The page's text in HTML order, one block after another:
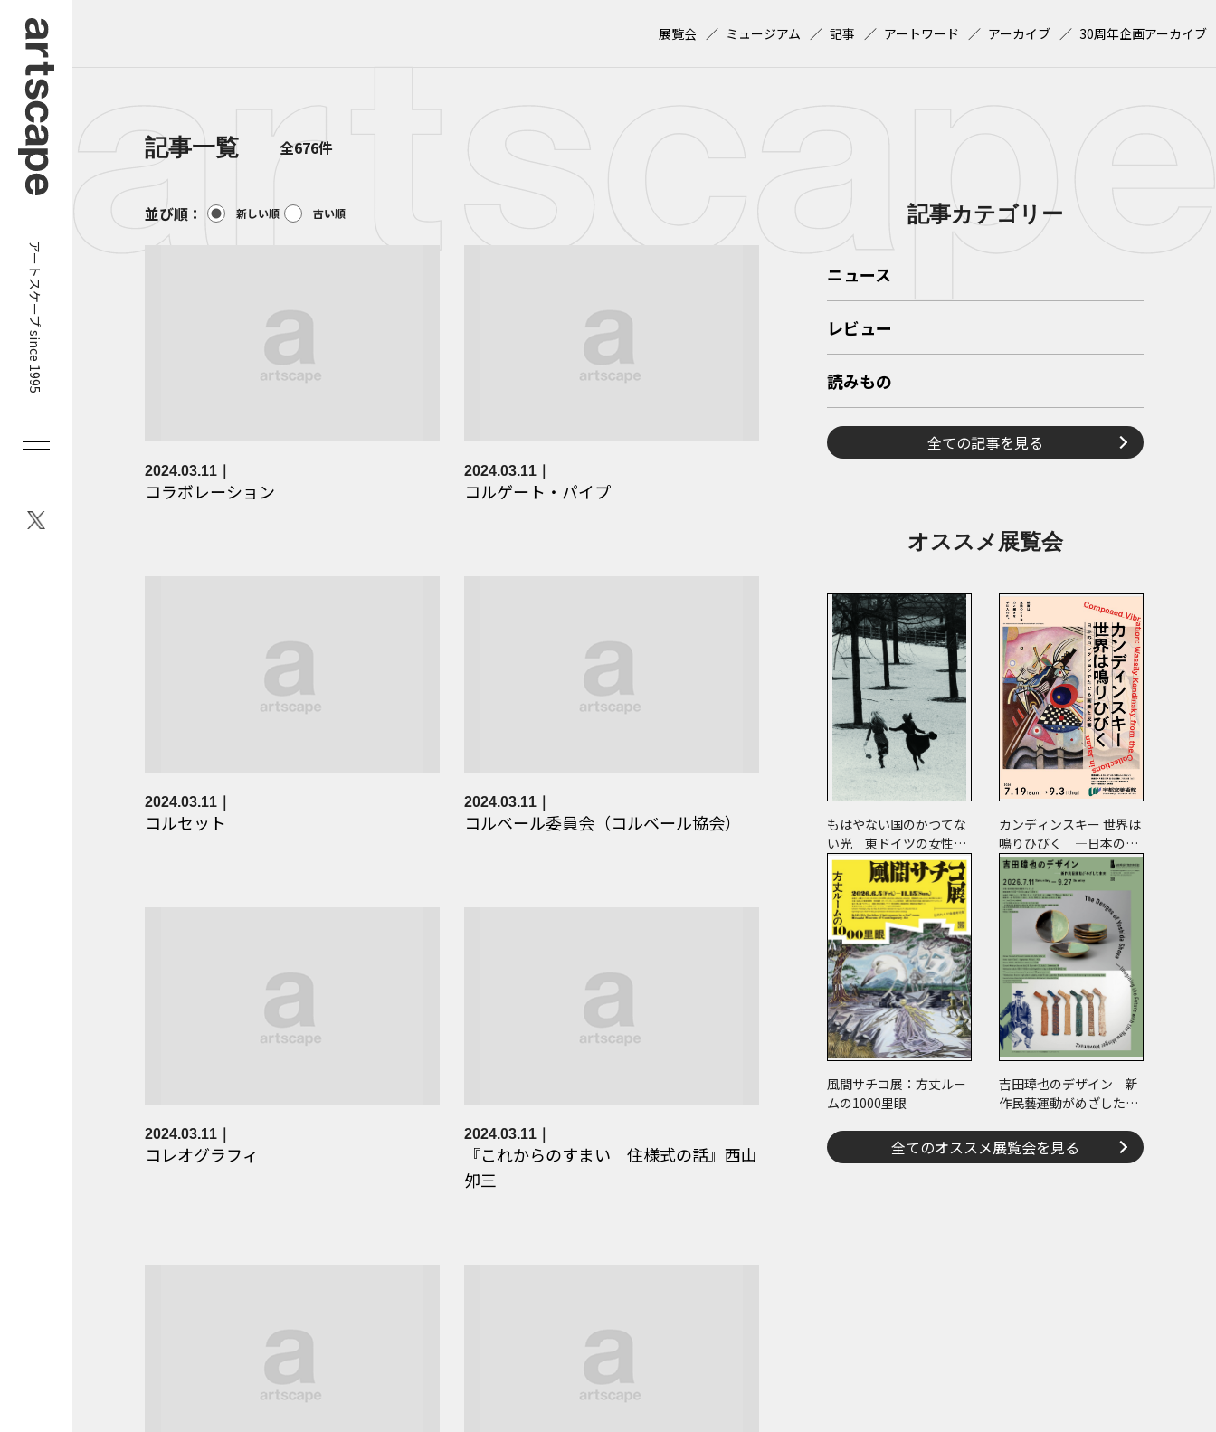
アートスケープ since 1995
展覧会 ミュージアム 記事 アートワード アーカイブ 30周年企画アーカイブ
記事一覧 全676件
並び順： 新しい順 古い順
2024.03.11
コラボレーション
2024.03.11
コルゲート・パイプ
2024.03.11
コルセット
2024.03.11
コルベール委員会（コルベール協会）
2024.03.11
コレオグラフィ
2024.03.11
『これからのすまい 住様式の話』西山
夘三
記事カテゴリー
ニュース
レビュー
読みもの
全ての記事を見る
オススメ展覧会
もはやない国のかつてな
い光 東ドイツの女性写
真家たち
カンディンスキー 世界は
鳴りひびく ―日本のコ
レクションでたどる画業
と反響―
風間サチコ展：方丈ルー
ムの1000里眼
吉田璋也のデザイン 新
作民藝運動がめざした未
全てのオススメ展覧会を見る